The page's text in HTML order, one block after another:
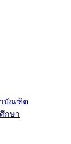
าบัณฑิต
กษา